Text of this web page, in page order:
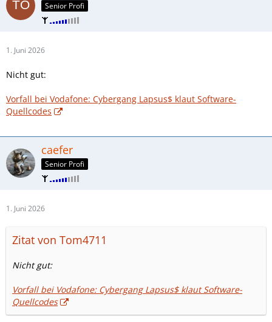
Senior Profi
1. Juni 2026
Nicht gut:
Vorfall bei Vodafone: Cybergang Lapsus$ klaut Software-
Quellcodes
caefer
Senior Profi
1. Juni 2026
Zitat von Tom4711
Nicht gut:
Vorfall bei Vodafone: Cybergang Lapsus$ klaut Software-
Quellcodes